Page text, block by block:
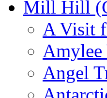
Mill Hill
A Visit
Amylee
Angel